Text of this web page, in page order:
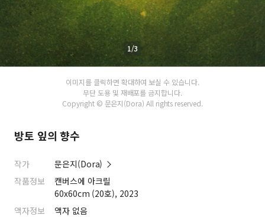
1/3
이미지를 클릭하면 확대하여 보실 수 있습니다.
무단 도용 및 재배포를 금지합니다.
Copyright © 문은지(Dora) All rights reserved.
방토 잎의 향수
작가
문은지(Dora)
작품정보
캔버스에 아크릴
60x60cm (20호), 2023
액자정보
액자 없음